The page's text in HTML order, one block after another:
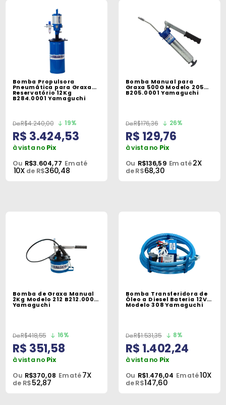
Hidráulicos
Pneumáticos
Químicos
Acessórios
Mecânica
Bomba Propulsora
Pneumática para Graxa
Reservatório 12Kg
B284.0001 Yamaguchi
R$4.240,00 19%
R$ 3.424,53
à vista no Pix
Ou R$3.604,77 Em até
10X de R$360,48
Bomba Manual para
Graxa 500G Modelo 205
B205.0001 Yamaguchi
R$176,36 26%
R$ 129,76
à vista no Pix
Ou R$136,59 Em até2X
de R$68,30
Bomba de Graxa Manual
2Kg Modelo 212 B212.0001
Yamaguchi
R$418,55 16%
R$ 351,58
à vista no Pix
Ou R$370,08 Em até7X
de R$52,87
Bomba Transferidora de
Óleo a Diesel Bateria 12V
Modelo 308 Yamaguchi
R$1.531,35 8%
R$ 1.402,24
à vista no Pix
Ou R$1.476,04 Em até10X
de R$147,60